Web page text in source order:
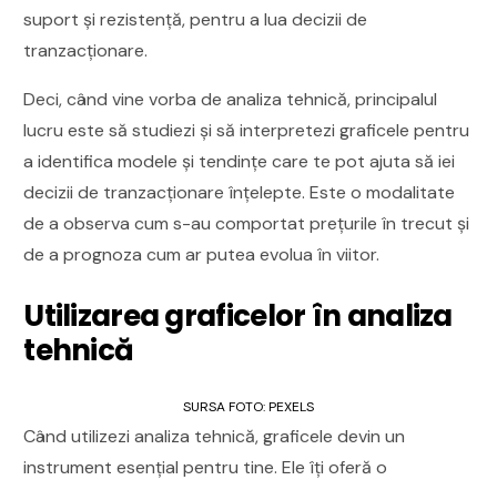
suport și rezistență, pentru a lua decizii de
tranzacționare.
Deci, când vine vorba de analiza tehnică, principalul
lucru este să studiezi și să interpretezi graficele pentru
a identifica modele și tendințe care te pot ajuta să iei
decizii de tranzacționare înțelepte. Este o modalitate
de a observa cum s-au comportat prețurile în trecut și
de a prognoza cum ar putea evolua în viitor.
Utilizarea graficelor în analiza
tehnică
SURSA FOTO: PEXELS
Când utilizezi analiza tehnică, graficele devin un
instrument esențial pentru tine. Ele îți oferă o